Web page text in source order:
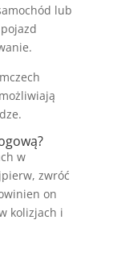
lub
w
zwróć
on
kolizjach i